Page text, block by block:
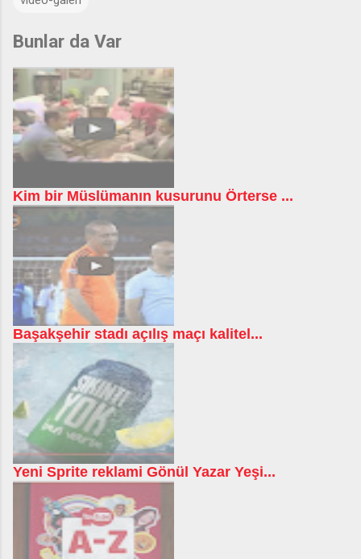
Bunlar da Var
Kim bir Müslümanın kusurunu Örterse ...
Başakşehir stadı açılış maçı kalitel...
Yeni Sprite reklami Gönül Yazar Yeşi...